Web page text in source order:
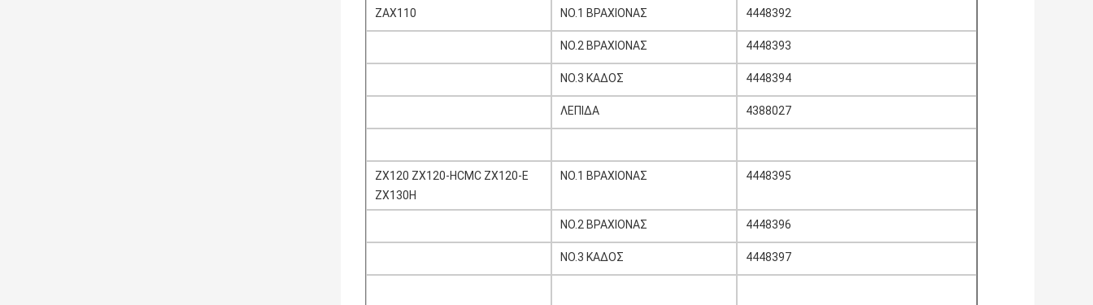
ZAX110 NO.1 ΒΡΑΧΙΟΝΑΣ 4448392
NO.2 ΒΡΑΧΙΟΝΑΣ 4448393
NO.3 ΚΑΔΟΣ 4448394
ΛΕΠΙΔΑ 4388027
ZX120 ZX120-HCMC ZX120-Ε
ZX130H
NO.1 ΒΡΑΧΙΟΝΑΣ 4448395
NO.2 ΒΡΑΧΙΟΝΑΣ 4448396
NO.3 ΚΑΔΟΣ 4448397